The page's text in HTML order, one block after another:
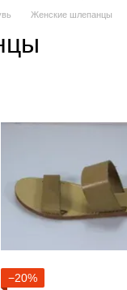
Женские шлепанцы
−20%